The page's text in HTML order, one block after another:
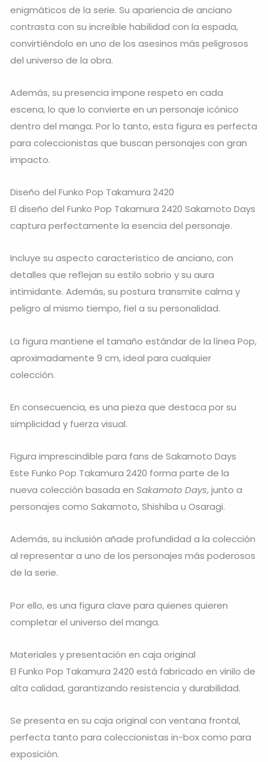
enigmáticos de la serie. Su apariencia de anciano
contrasta con su increíble habilidad con la espada,
convirtiéndolo en uno de los asesinos más peligrosos
del universo de la obra.
Además, su presencia impone respeto en cada
escena, lo que lo convierte en un personaje icónico
dentro del manga. Por lo tanto, esta figura es perfecta
para coleccionistas que buscan personajes con gran
impacto.
Diseño del Funko Pop Takamura 2420
El diseño del Funko Pop Takamura 2420 Sakamoto Days
captura perfectamente la esencia del personaje.
Incluye su aspecto característico de anciano, con
detalles que reflejan su estilo sobrio y su aura
intimidante. Además, su postura transmite calma y
peligro al mismo tiempo, fiel a su personalidad.
La figura mantiene el tamaño estándar de la línea Pop,
aproximadamente 9 cm, ideal para cualquier
colección.
En consecuencia, es una pieza que destaca por su
simplicidad y fuerza visual.
Figura imprescindible para fans de Sakamoto Days
Este Funko Pop Takamura 2420 forma parte de la
nueva colección basada en Sakamoto Days, junto a
personajes como Sakamoto, Shishiba u Osaragi.
Además, su inclusión añade profundidad a la colección
al representar a uno de los personajes más poderosos
de la serie.
Por ello, es una figura clave para quienes quieren
completar el universo del manga.
Materiales y presentación en caja original
El Funko Pop Takamura 2420 está fabricado en vinilo de
alta calidad, garantizando resistencia y durabilidad.
Se presenta en su caja original con ventana frontal,
perfecta tanto para coleccionistas in-box como para
exposición.